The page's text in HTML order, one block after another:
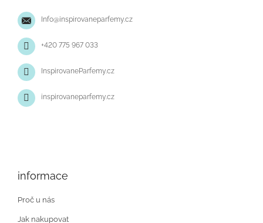
Info@inspirovaneparfemy.cz
+420 775 967 033
InspirovaneParfemy.cz
inspirovaneparfemy.cz
informace
Proč u nás
Jak nakupovat